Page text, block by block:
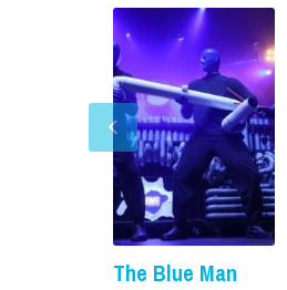
The Blue Man